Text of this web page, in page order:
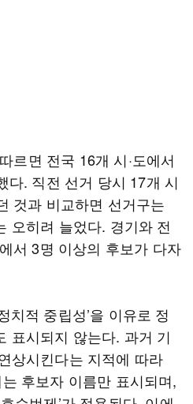
르면 전국 16개 시·도에서
다. 직전 선거 당시 17개 시
것과 비교하면 선거구는
오히려 늘었다. 경기와 전
서 3명 이상의 후보가 다자
치적 중립성’을 이유로 정
표시되지 않는다. 과거 기
상시킨다는 지적에 따라
후보자 이름만 표시되며,